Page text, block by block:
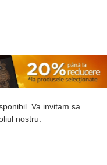
Va invitam sa
nostru.